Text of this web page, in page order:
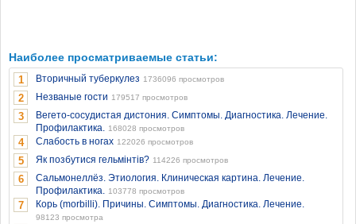
Наиболее просматриваемые статьи:
1 Вторичный туберкулез 1736096 просмотров
2 Незваные гости 179517 просмотров
3
Вегето-сосудистая дистония. Симптомы. Диагностика. Лечение.
Профилактика. 168028 просмотров
4 Слабость в ногах 122026 просмотров
5 Як позбутися гельмінтів? 114226 просмотров
6
Сальмонеллёз. Этиология. Клиническая картина. Лечение.
Профилактика. 103778 просмотров
7 Корь (morbilli). Причины. Симптомы. Диагностика. Лечение.
98123 просмотра